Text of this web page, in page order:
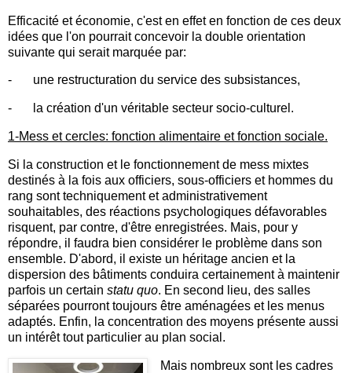
Efficacité et économie, c'est en effet en fonction de ces deux
idées que l'on pourrait concevoir la double orientation
suivante qui serait marquée par:
- une restructuration du service des subsistances,
- la création d'un véritable secteur socio-culturel.
1-Mess et cercles: fonction alimentaire et fonction sociale.
Si la construction et le fonctionnement de mess mixtes
destinés à la fois aux officiers, sous-officiers et hommes du
rang sont techniquement et administrativement
souhaitables, des réactions psychologiques défavorables
risquent, par contre, d'être enregistrées. Mais, pour y
répondre, il faudra bien considérer le problème dans son
ensemble. D'abord, il existe un héritage ancien et la
dispersion des bâtiments conduira certainement à maintenir
parfois un certain statu quo. En second lieu, des salles
séparées pourront toujours être aménagées et les menus
adaptés. Enfin, la concentration des moyens présente aussi
un intérêt tout particulier au plan social.
Mais nombreux sont les cadres